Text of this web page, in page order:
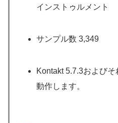
インストゥルメント
サンプル数 3,349
Kontakt 5.7.3および
動作します。